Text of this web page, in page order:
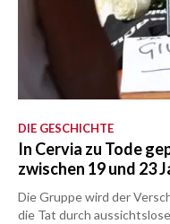
DIE GESCHICHTE
In Cervia zu Tode
zwischen 19 und 23
Die Gruppe wird der
die Tat durch